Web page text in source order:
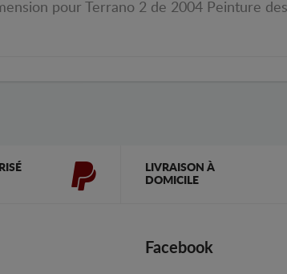
pour Terrano 2 de 2004 Peinture
LIVRAISON À
DOMICILE
Facebook